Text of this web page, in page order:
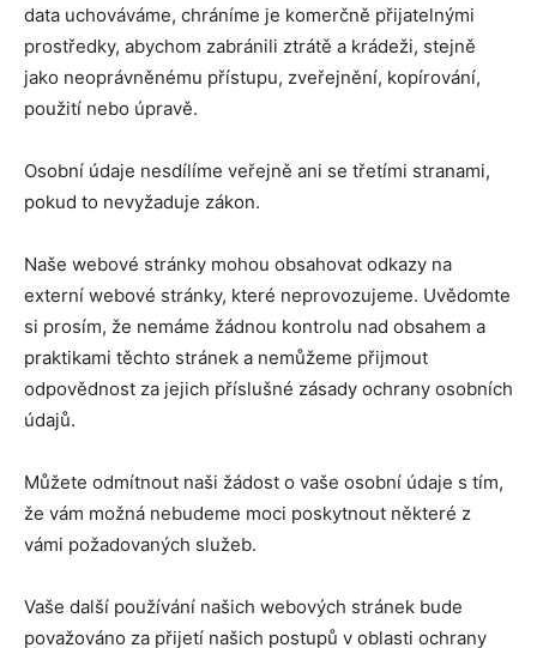
data uchováváme, chráníme je komerčně přijatelnými
prostředky, abychom zabránili ztrátě a krádeži, stejně
jako neoprávněnému přístupu, zveřejnění, kopírování,
použití nebo úpravě.
Osobní údaje nesdílíme veřejně ani se třetími stranami,
pokud to nevyžaduje zákon.
Naše webové stránky mohou obsahovat odkazy na
externí webové stránky, které neprovozujeme. Uvědomte
si prosím, že nemáme žádnou kontrolu nad obsahem a
praktikami těchto stránek a nemůžeme přijmout
odpovědnost za jejich příslušné zásady ochrany osobních
údajů.
Můžete odmítnout naši žádost o vaše osobní údaje s tím,
že vám možná nebudeme moci poskytnout některé z
vámi požadovaných služeb.
Vaše další používání našich webových stránek bude
považováno za přijetí našich postupů v oblasti ochrany